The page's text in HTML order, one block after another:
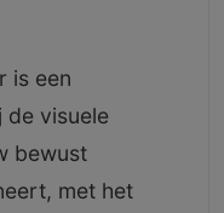
is een
de visuele
bewust
met het